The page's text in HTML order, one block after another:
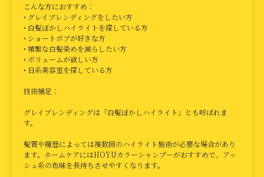
こんな方におすすめ：
• グレイブレンディングをしたい方
• 白髪ぼかしハイライトを探している方
• ショートボブが好きな方
• 頻繁な白髪染めを減らしたい方
• ボリュームが欲しい方
• 日系美容室を探している方
技術補足：
グレイブレンディングは「白髪ぼかしハイライト」とも呼ばれま
す。
髪質や履歴によっては複数回のハイライト施術が必要な場合があり
ます。ホームケアにはHOYUカラーシャンプーがおすすめで、アッ
シュ系の色味を長持ちさせやすくなります。